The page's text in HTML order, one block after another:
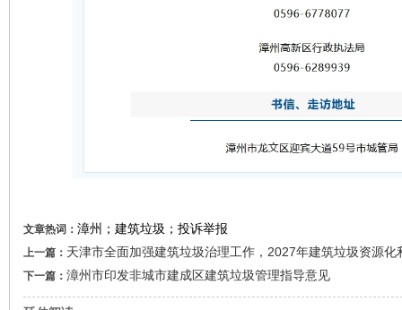
文章热词： 漳州；建筑垃圾；投诉举报
上一篇： 天津市全面加强建筑垃圾治理工作，2027年建筑垃圾资源化
下一篇： 漳州市印发非城市建成区建筑垃圾管理指导意见